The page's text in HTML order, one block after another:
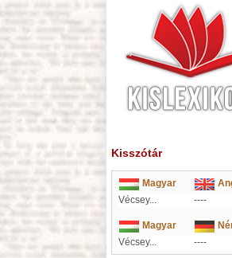
Kisszótár
Magyar
Vécsey...
----
Magyar
Vécsey...
----